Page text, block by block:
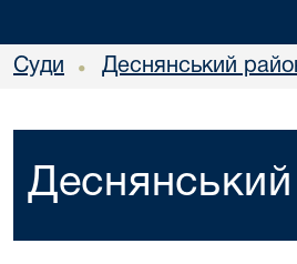
Суди • Деснянський